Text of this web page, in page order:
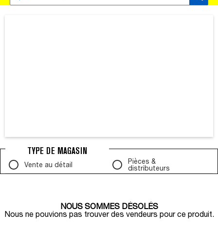
TYPE DE MAGASIN
Vente au détail
Pièces &
distributeurs
NOUS SOMMES DÉSOLÉS
Nous ne pouvions pas trouver des vendeurs pour ce produit.